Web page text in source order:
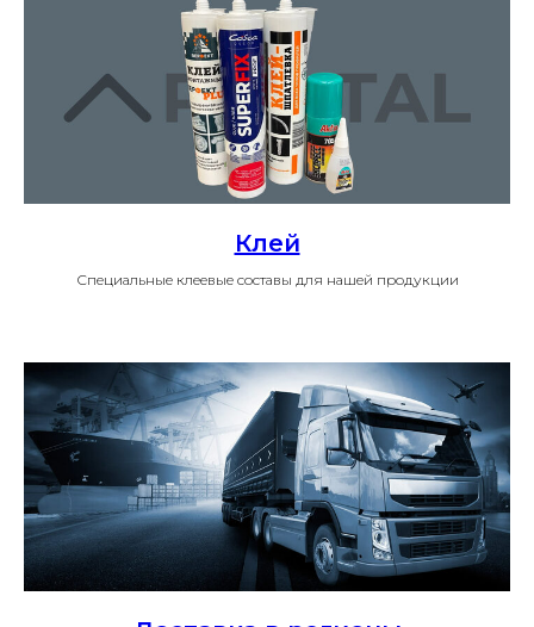
Клей
Специальные клеевые составы для нашей продукции